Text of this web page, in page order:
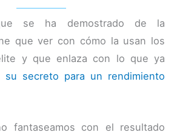
se ha demostrado de la
que ver con cómo la usan los
y que enlaza con lo que ya
su secreto para un rendimiento
fantaseamos con el resultado